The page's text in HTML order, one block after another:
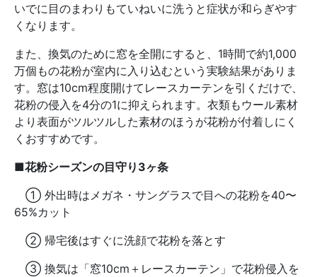
いでに目のまわりもていねいに洗うと症状が和らぎやす
くなります。
また、換気のために窓を全開にすると、1時間で約1,000
万個もの花粉が室内に入り込むという実験結果がありま
す。窓は10cm程度開けてレースカーテンを引くだけで、
花粉の侵入を4分の1に抑えられます。衣類もウール素材
より表面がツルツルした素材のほうが花粉が付着しにく
くおすすめです。
■花粉シーズンの目守り3ヶ条
① 外出時はメガネ・サングラスで目への花粉を40〜
65%カット
② 帰宅後はすぐに洗顔で花粉を落とす
③ 換気は「窓10cm＋レースカーテン」で花粉侵入を